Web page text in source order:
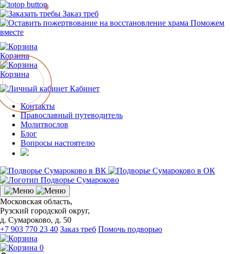
Заказ треб
Поможем
вместе
Корзина
Корзина
0
Кабинет
Контакты
Православный путеводитель
Молитвослов
Блог
Вопросы настоятелю
Московская область,
Рузский городской округ,
д. Сумароково, д. 50
+7 903 770 23 40 Заказ треб Помочь подворью
0